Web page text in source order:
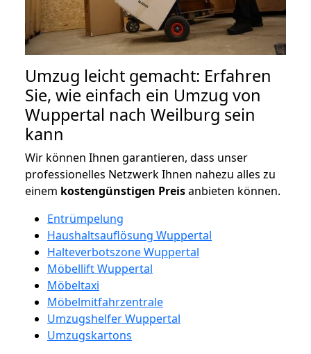
Umzug leicht gemacht: Erfahren
Sie, wie einfach ein Umzug von
Wuppertal nach Weilburg sein
kann
Wir können Ihnen garantieren, dass unser
professionelles Netzwerk Ihnen nahezu alles zu
einem kostengünstigen Preisanbieten können.
Entrümpelung
Haushaltsauflösung Wuppertal
Halteverbotszone Wuppertal
Möbellift Wuppertal
Möbeltaxi
Möbelmitfahrzentrale
Umzugshelfer Wuppertal
Umzugskartons